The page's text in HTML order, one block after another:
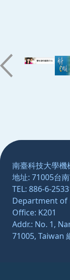
南臺科技大學
地址: 71005台
TEL: 886-6-
Department of
Office: K201
Addr.: No. 1,
71005, Taiwan